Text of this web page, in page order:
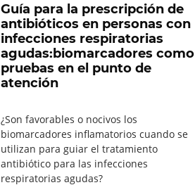
Guía para la prescripción de
antibióticos en personas con
infecciones respiratorias
agudas:biomarcadores como
pruebas en el punto de
atención
¿Son favorables o nocivos los
biomarcadores inflamatorios cuando se
utilizan para guiar el tratamiento
antibiótico para las infecciones
respiratorias agudas?